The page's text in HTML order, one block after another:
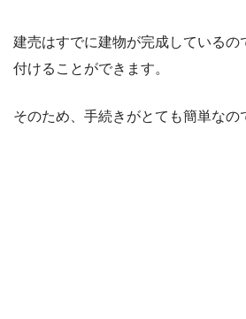
建売はすでに建物が完成しているの
付けることができます。
そのため、手続きがとても簡単なの